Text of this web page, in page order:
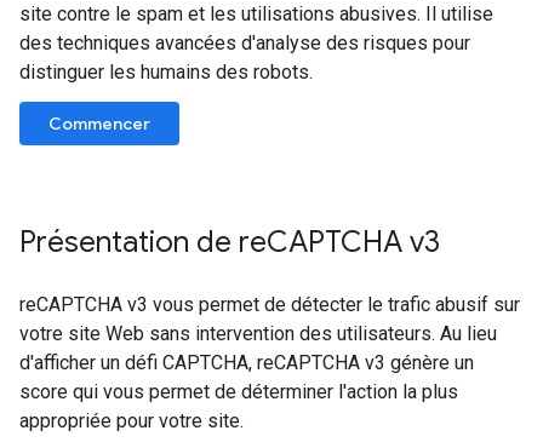
site contre le spam et les utilisations abusives. Il utilise
des techniques avancées d'analyse des risques pour
distinguer les humains des robots.
Commencer
Présentation de reCAPTCHA v3
reCAPTCHA v3 vous permet de détecter le trafic abusif sur
votre site Web sans intervention des utilisateurs. Au lieu
d'afficher un défi CAPTCHA, reCAPTCHA v3 génère un
score qui vous permet de déterminer l'action la plus
appropriée pour votre site.